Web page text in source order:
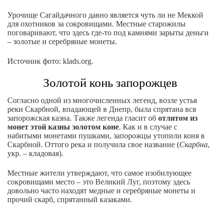
Урочище Сагайдачного давно является чуть ли не Меккой
для охотников за сокровищами. Местные старожилы
поговаривают, что здесь где-то под камнями зарыты деньги
– золотые и серебряные монеты.
Источник фото: klads.org.
Золотой конь запорожцев
Согласно одной из многочисленных легенд, возле устья
реки Скарбной, впадающей в Днепр, была спрятана вся
запорожская казна. Также легенда гласит об отлитом из
монет этой казны золотом коне. Как и в случае с
набитыми монетами пушками, запорожцы утопили коня в
Скарбной. Оттого река и получила свое название (Скарбна,
укр. – кладовая).
Местные жители утверждают, что самое изобилующее
сокровищами место – это Великий Луг, поэтому здесь
довольно часто находят медные и серебряные монеты и
прочий скарб, спрятанный казаками.